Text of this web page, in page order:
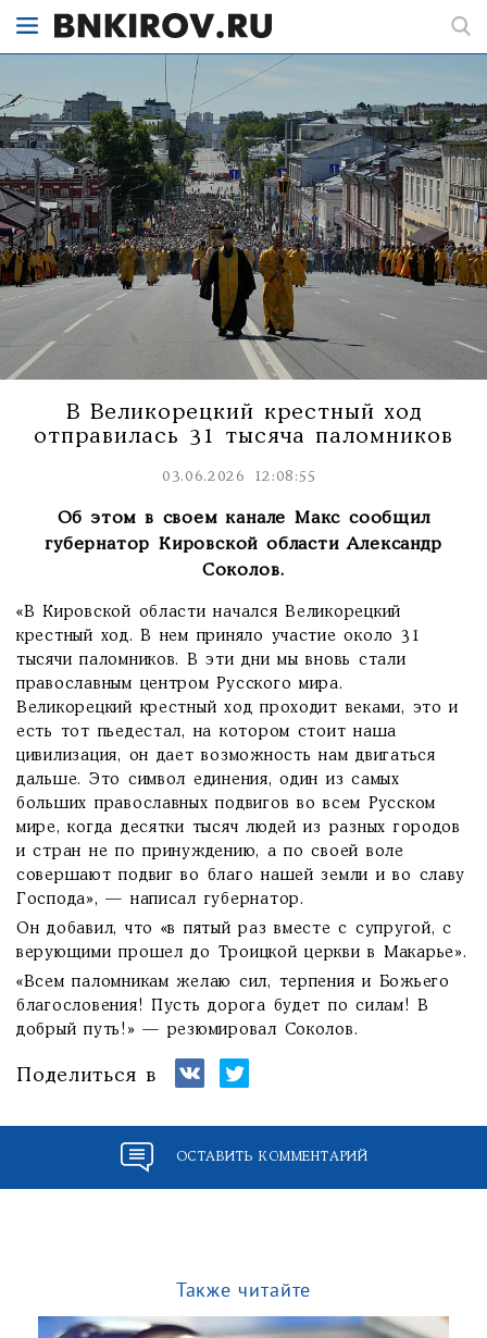
В Великорецкий крестный ход
отправилась 31 тысяча паломников
03.06.2026 12:08:55
Об этом в своем канале Макс сообщил
губернатор Кировской области Александр
Соколов.
«В Кировской области начался Великорецкий
крестный ход. В нем приняло участие около 31
тысячи паломников. В эти дни мы вновь стали
православным центром Русского мира.
Великорецкий крестный ход проходит веками, это и
есть тот пьедестал, на котором стоит наша
цивилизация, он дает возможность нам двигаться
дальше. Это символ единения, один из самых
больших православных подвигов во всем Русском
мире, когда десятки тысяч людей из разных городов
и стран не по принуждению, а по своей воле
совершают подвиг во благо нашей земли и во славу
Господа», — написал губернатор.
Он добавил, что «в пятый раз вместе с супругой, с
верующими прошел до Троицкой церкви в Макарье».
«Всем паломникам желаю сил, терпения и Божьего
благословения! Пусть дорога будет по силам! В
добрый путь!» — резюмировал Соколов.
Поделиться в
ОСТАВИТЬ КОММЕНТАРИЙ
Также читайте